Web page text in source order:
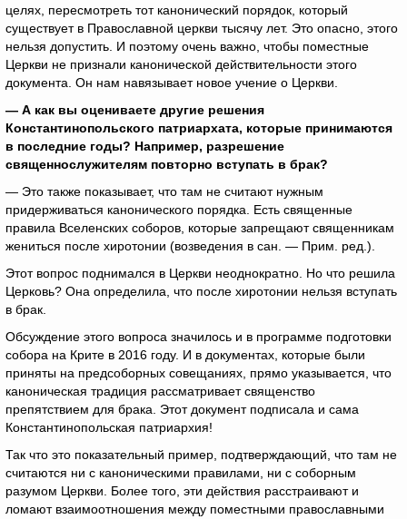
целях, пересмотреть тот канонический порядок, который
существует в Православной церкви тысячу лет. Это опасно, этого
нельзя допустить. И поэтому очень важно, чтобы поместные
Церкви не признали канонической действительности этого
документа. Он нам навязывает новое учение о Церкви.
— А как вы оцениваете другие решения
Константинопольского патриархата, которые принимаются
в последние годы? Например, разрешение
священнослужителям повторно вступать в брак?
— Это также показывает, что там не считают нужным
придерживаться канонического порядка. Есть священные
правила Вселенских соборов, которые запрещают священникам
жениться после хиротонии (возведения в сан. — Прим. ред.).
Этот вопрос поднимался в Церкви неоднократно. Но что решила
Церковь? Она определила, что после хиротонии нельзя вступать
в брак.
Обсуждение этого вопроса значилось и в программе подготовки
собора на Крите в 2016 году. И в документах, которые были
приняты на предсоборных совещаниях, прямо указывается, что
каноническая традиция рассматривает священство
препятствием для брака. Этот документ подписала и сама
Константинопольская патриархия!
Так что это показательный пример, подтверждающий, что там не
считаются ни с каноническими правилами, ни с соборным
разумом Церкви. Более того, эти действия расстраивают и
ломают взаимоотношения между поместными православными